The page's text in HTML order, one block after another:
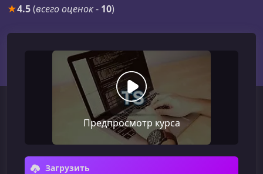
★4.5(всего оценок- 10)
Предпросмотр курса
Загрузить